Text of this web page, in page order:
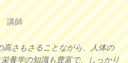
講師
院長
高さもさることながら、人体の
養学の知識も豊富で、しっかり